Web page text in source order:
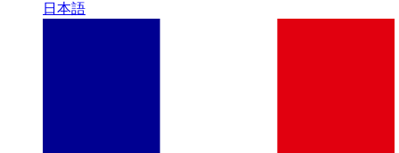
日本語